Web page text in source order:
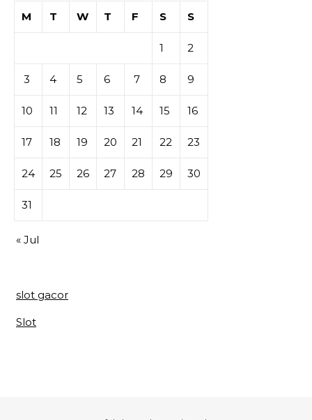
M
T W T F S S
1 2
3 4 5 6 7 8 9
10 11 12 13 14 15 16
17 18 19 20 21 22 23
24 25 26 27 28 29 30
31
« Jul
slot gacor
Slot